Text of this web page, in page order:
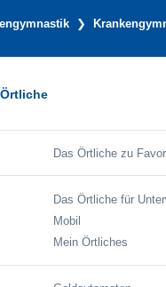
Das Örtliche zu
Das Örtliche für
Mobil
Mein Örtliches